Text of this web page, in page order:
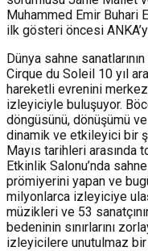
Muhammed Emir Buhari
ilk gösteri öncesi
Dünya sahne
Cirque du Soleil 10 yıl
hareketli evrenini
izleyiciyle buluşuyor.
döngüsünü, dönüşümü
dinamik ve etkileyici bir
Mayıs tarihleri
Etkinlik Salonu’nda
prömiyerini yapan ve
milyonlarca izleyiciye
müzikleri ve 53
bedeninin sınırlarını
izleyicilere unutulmaz